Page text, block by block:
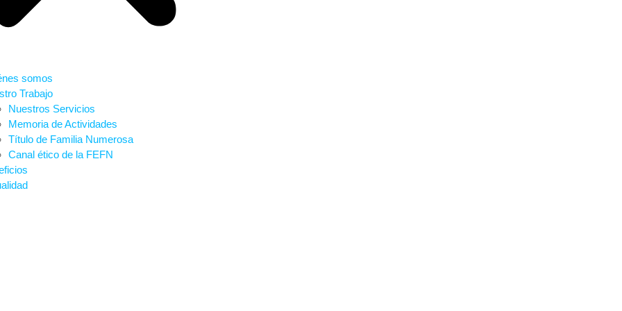
somos
Trabajo
Nuestros Servicios
Memoria de Actividades
Título de Familia Numerosa
Canal ético de la FEFN